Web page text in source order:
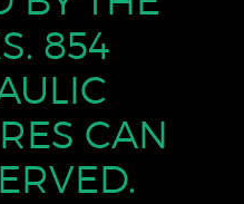
854
CAN